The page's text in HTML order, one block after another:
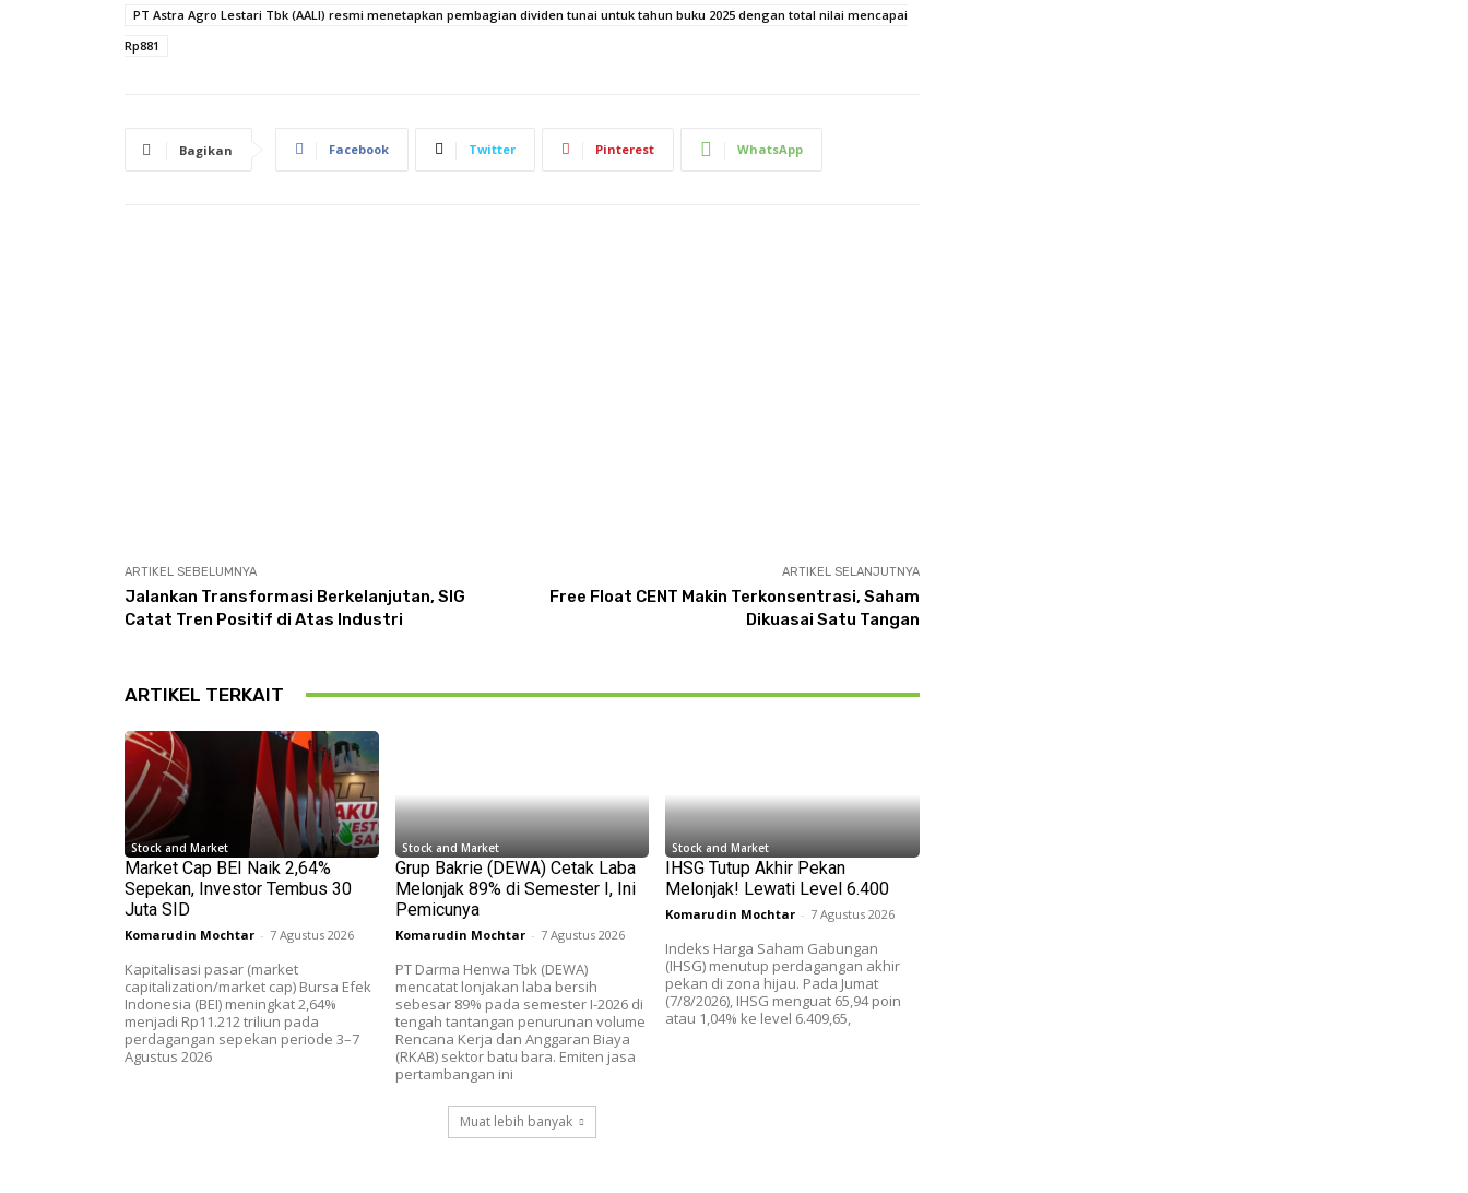
PT Astra Agro Lestari Tbk (AALI) resmi menetapkan pembagian dividen tunai untuk tahun buku 2025 dengan total nilai mencapai
Rp881
Bagikan Facebook Twitter Pinterest WhatsApp
ARTIKEL SEBELUMNYA
Jalankan Transformasi Berkelanjutan, SIG
Catat Tren Positif di Atas Industri
ARTIKEL SELANJUTNYA
Free Float CENT Makin Terkonsentrasi, Saham
Dikuasai Satu Tangan
ARTIKEL TERKAIT
Stock and Market
Market Cap BEI Naik 2,64%
Sepekan, Investor Tembus 30
Juta SID
Komarudin Mochtar - 7 Agustus 2026
Kapitalisasi pasar (market
capitalization/market cap) Bursa Efek
Indonesia (BEI) meningkat 2,64%
menjadi Rp11.212 triliun pada
perdagangan sepekan periode 3–7
Agustus 2026
Stock and Market
Grup Bakrie (DEWA) Cetak Laba
Melonjak 89% di Semester I, Ini
Pemicunya
Komarudin Mochtar - 7 Agustus 2026
PT Darma Henwa Tbk (DEWA)
mencatat lonjakan laba bersih
sebesar 89% pada semester I-2026 di
tengah tantangan penurunan volume
Rencana Kerja dan Anggaran Biaya
(RKAB) sektor batu bara. Emiten jasa
pertambangan ini
Stock and Market
IHSG Tutup Akhir Pekan
Melonjak! Lewati Level 6.400
Komarudin Mochtar - 7 Agustus 2026
Indeks Harga Saham Gabungan
(IHSG) menutup perdagangan akhir
pekan di zona hijau. Pada Jumat
(7/8/2026), IHSG menguat 65,94 poin
atau 1,04% ke level 6.409,65,
Muat lebih banyak